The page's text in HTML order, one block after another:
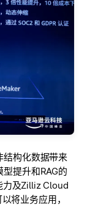
结构化数据带来
提升和RAG的
力及Zilliz Cloud
将业务应用，